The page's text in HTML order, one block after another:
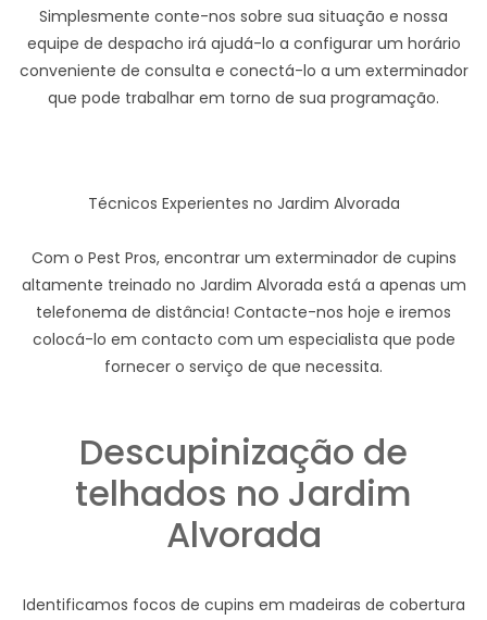
Simplesmente conte-nos sobre sua situação e nossa
equipe de despacho irá ajudá-lo a configurar um horário
conveniente de consulta e conectá-lo a um exterminador
que pode trabalhar em torno de sua programação.
Técnicos Experientes no Jardim Alvorada
Com o Pest Pros, encontrar um exterminador de cupins
altamente treinado no Jardim Alvorada está a apenas um
telefonema de distância! Contacte-nos hoje e iremos
colocá-lo em contacto com um especialista que pode
fornecer o serviço de que necessita.
Descupinização de
telhados no Jardim
Alvorada
Identificamos focos de cupins em madeiras de cobertura